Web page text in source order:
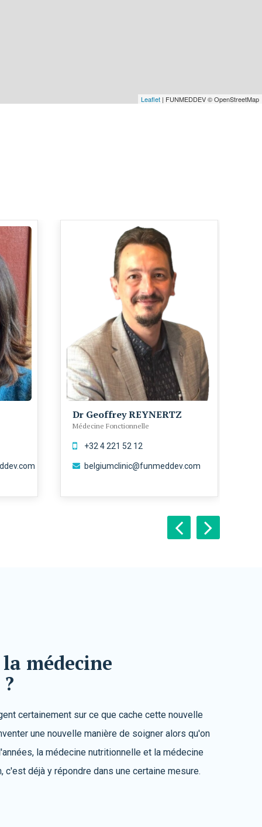
Leaflet | FUNMEDDEV © OpenStreetMap
Dr Geoffrey REYNERTZ
Médecine Fonctionnelle
+32 4 221 52 12
belgiumclinic@funmeddev.com
médecine
certainement sur ce que cache cette nouvelle
une nouvelle manière de soigner alors qu'on
la médecine nutritionnelle et la médecine
c'est déjà y répondre dans une certaine mesure.